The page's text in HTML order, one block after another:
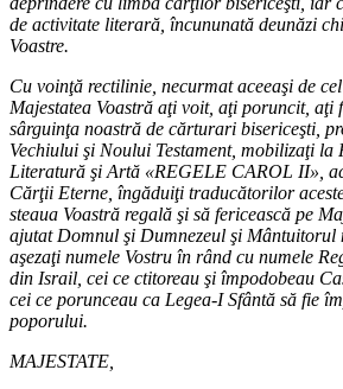
de activitate literară, încununată deunăzi
Voastre.
Cu voinţă rectilinie, necurmat aceeaşi de
Majestatea Voastră aţi voit, aţi poruncit, aţi
sârguinţa noastră de cărturari bisericeşti,
Vechiului şi Noului Testament, mobilizaţi la
Literatură şi Artă «REGELE CAROL II»,
Cărţii Eterne, îngăduiţi traducătorilor
steaua Voastră regală şi să fericească pe
ajutat Domnul şi Dumnezeul şi Mântuitorul
aşezaţi numele Vostru în rând cu numele
din Israil, cei ce ctitoreau şi împodobeau
cei ce porunceau ca Legea-I Sfântă să fie
poporului.
MAJESTATE,